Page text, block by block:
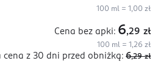
100 ml = 1,00 zł
Cena bez apki: 6,29 zł
100 ml = 1,26 zł
cena z 30 dni przed obniżką: 6,29 zł